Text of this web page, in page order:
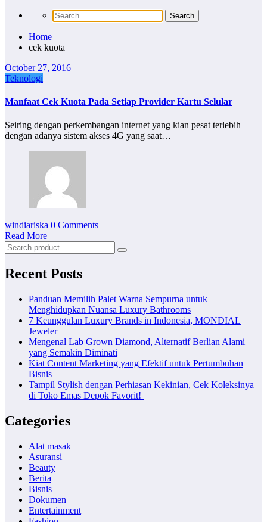
Home
cek kuota
October 27, 2016
Teknologi
Manfaat Cek Kuota Pada Setiap Provider Kartu Selular
Seiring dengan perkembangan internet yang kian pesat terlebih
dengan adanya sistem akses 4G yang saat…
windiariska 0 Comments
Read More
Recent Posts
Panduan Memilih Palet Warna Sempurna untuk
Menghidupkan Nuansa Luxury Bathrooms
7 Keunggulan Luxury Brands in Indonesia, MONDIAL
Jeweler
Mengenal Lab Grown Diamond, Alternatif Berlian Alami
yang Semakin Diminati
Kiat Content Marketing yang Efektif untuk Pertumbuhan
Bisnis
Tampil Stylish dengan Perhiasan Kekinian, Cek Koleksinya
di Toko Emas Depok Favorit!
Categories
Alat masak
Asuransi
Beauty
Berita
Bisnis
Dokumen
Entertainment